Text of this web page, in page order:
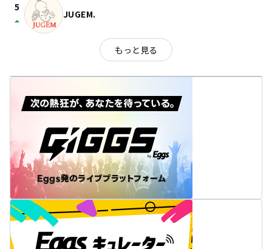
5
arrow_drop_up JUGEM.
もっと見る